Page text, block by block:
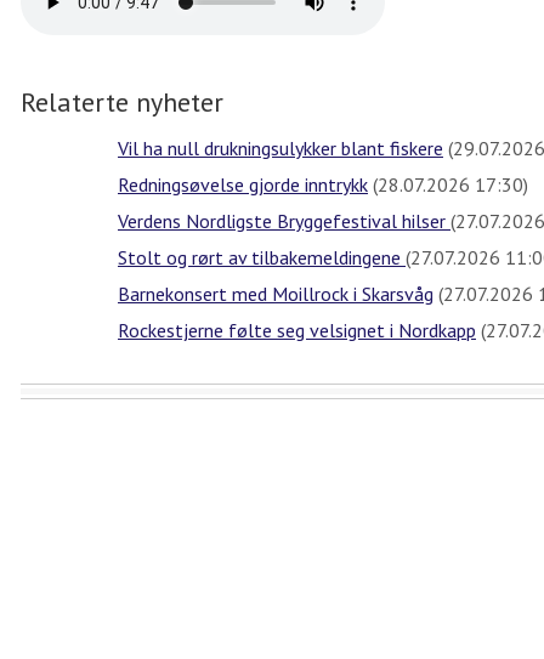
Relaterte nyheter
Vil ha null drukningsulykker blant fiskere
Redningsøvelse gjorde inntrykk (28.07.2026 17:30)
Verdens Nordligste Bryggefestival hilser
Stolt og rørt av tilbakemeldingene (27.07.2026
Barnekonsert med Moillrock i Skarsvåg (27.07.2026
Rockestjerne følte seg velsignet i Nordkapp